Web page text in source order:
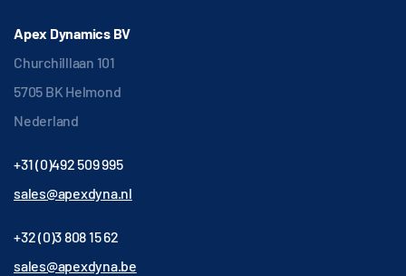
Apex Dynamics BV
Churchilllaan 101
5705 BK Helmond
Nederland
+31 (0)492 509 995
sales@apexdyna.nl
+32 (0)3 808 15 62
sales@apexdyna.be